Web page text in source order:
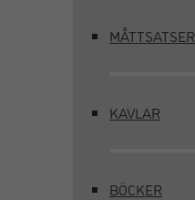
MÅTTSATSER
KAVLAR
BÖCKER